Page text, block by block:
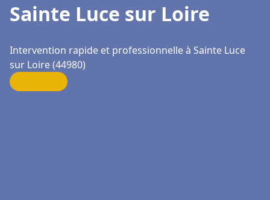
Sainte Luce sur Loire
Intervention rapide et professionnelle à Sainte Luce
sur Loire (44980)